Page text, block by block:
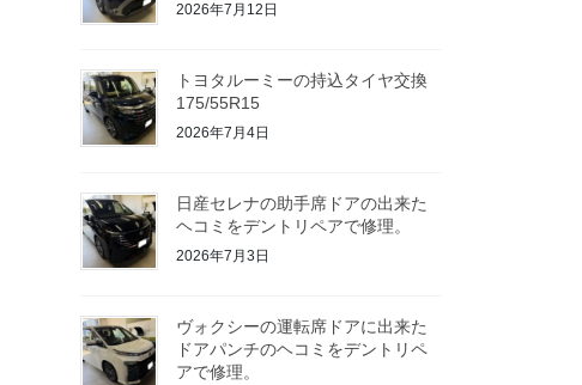
2026年7月12日
トヨタルーミーの持込タイヤ交換
175/55R15
2026年7月4日
日産セレナの助手席ドアの出来た
ヘコミをデントリペアで修理。
2026年7月3日
ヴォクシーの運転席ドアに出来た
ドアパンチのヘコミをデントリペ
アで修理。